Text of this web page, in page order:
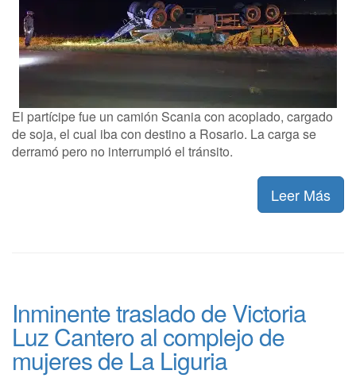
El partícipe fue un camión Scania con acoplado, cargado
de soja, el cual iba con destino a Rosario. La carga se
derramó pero no interrumpió el tránsito.
Leer Más
Inminente traslado de Victoria
Luz Cantero al complejo de
mujeres de La Liguria